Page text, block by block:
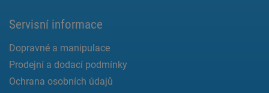
Servisní informace
Dopravné a manipulace
Prodejní a dodací podmínky
Ochrana osobních údajů